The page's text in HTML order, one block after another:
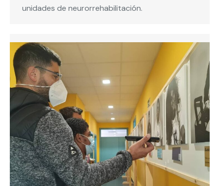
unidades de neurorrehabilitación.